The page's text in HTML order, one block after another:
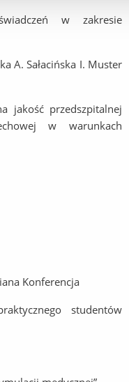
w zakresie
A. Sałacińska I. Muster
jakość przedszpitalnej
w warunkach
Konferencja
studentów